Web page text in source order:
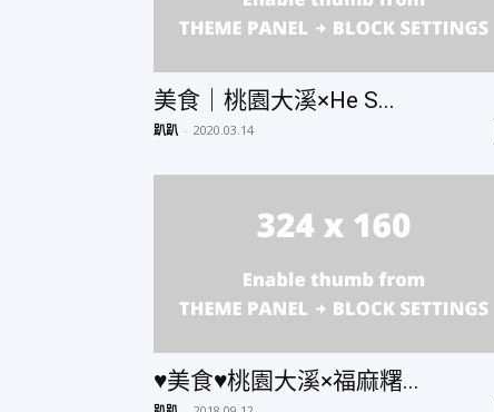
旅
好
美食｜桃園大溪×He S...
趴趴 - 2020.03.14
♥美食♥桃園大溪×福麻糬...